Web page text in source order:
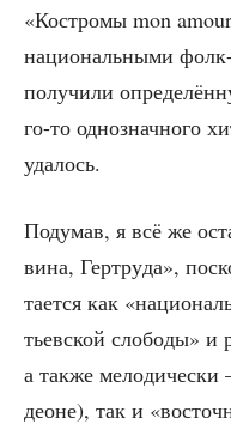
«Костро­мы mon
наци­о­наль­ны­ми
полу­чи­ли
го-то одно­знач­но­го
удалось.
Поду­мав, я всё же
вина, Гер­тру­да»,
та­ет­ся как
тьев­ской сло­бо­ды» и
а так­же
деоне), так и